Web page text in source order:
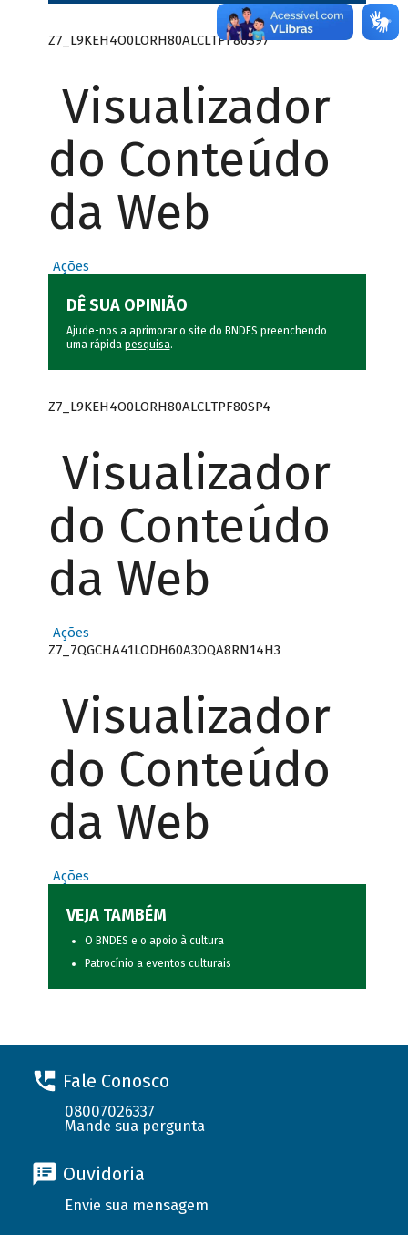
Z7_L9KEH4O0LORH80ALCLTPF80S97
Visualizador
do Conteúdo
da Web
Ações
DÊ SUA OPINIÃO
Ajude-nos a aprimorar o site do BNDES preenchendo
uma rápida pesquisa.
Z7_L9KEH4O0LORH80ALCLTPF80SP4
Visualizador
do Conteúdo
da Web
Ações
Z7_7QGCHA41LODH60A3OQA8RN14H3
Visualizador
do Conteúdo
da Web
Ações
VEJA TAMBÉM
O BNDES e o apoio à cultura
Patrocínio a eventos culturais
Fale Conosco
08007026337
Mande sua pergunta
Ouvidoria
Envie sua mensagem